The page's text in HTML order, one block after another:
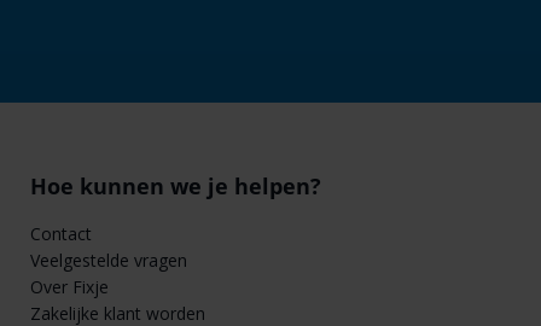
Hoe kunnen we je helpen?
Contact
Veelgestelde vragen
Over Fixje
Zakelijke klant worden